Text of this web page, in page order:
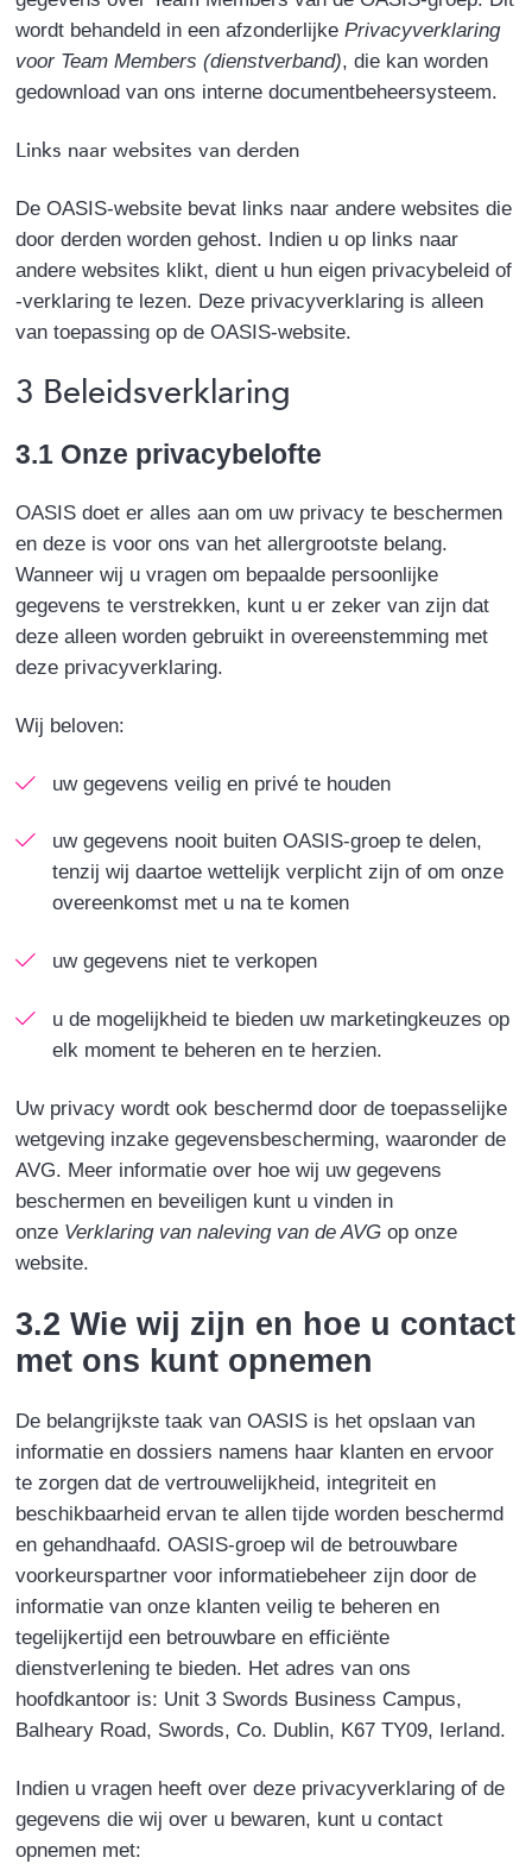
wordt behandeld in een afzonderlijkePrivacyverklaring
voor Team Members (dienstverband), die kan worden
gedownload van ons interne documentbeheersysteem.
Links naar websites van derden
De OASIS-website bevat links naar andere websites die
door derden worden gehost. Indien u op links naar
andere websites klikt, dient u hun eigen privacybeleid of
-verklaring te lezen. Deze privacyverklaring is alleen
van toepassing op de OASIS-website.
3 Beleidsverklaring
3.1 Onze privacybelofte
OASIS doet er alles aan om uw privacy te beschermen
en deze is voor ons van het allergrootste belang.
Wanneer wij u vragen om bepaalde persoonlijke
gegevens te verstrekken, kunt u er zeker van zijn dat
deze alleen worden gebruikt in overeenstemming met
deze privacyverklaring.
Wij beloven:
uw gegevens veilig en privé te houden
uw gegevens nooit buiten OASIS-groep te delen,
tenzij wij daartoe wettelijk verplicht zijn of om onze
overeenkomst met u na te komen
uw gegevens niet te verkopen
u de mogelijkheid te bieden uw marketingkeuzes op
elk moment te beheren en te herzien.
Uw privacy wordt ook beschermd door de toepasselijke
wetgeving inzake gegevensbescherming, waaronder de
AVG. Meer informatie over hoe wij uw gegevens
beschermen en beveiligen kunt u vinden in
onze Verklaring van naleving van de AVG op onze
website.
3.2 Wie wij zijn en hoe u contact
met ons kunt opnemen
De belangrijkste taak van OASIS is het opslaan van
informatie en dossiers namens haar klanten en ervoor
te zorgen dat de vertrouwelijkheid, integriteit en
beschikbaarheid ervan te allen tijde worden beschermd
en gehandhaafd. OASIS-groep wil de betrouwbare
voorkeurspartner voor informatiebeheer zijn door de
informatie van onze klanten veilig te beheren en
tegelijkertijd een betrouwbare en efficiënte
dienstverlening te bieden. Het adres van ons
hoofdkantoor is: Unit 3 Swords Business Campus,
Balheary Road, Swords, Co. Dublin, K67 TY09, Ierland.
Indien u vragen heeft over deze privacyverklaring of de
gegevens die wij over u bewaren, kunt u contact
opnemen met: